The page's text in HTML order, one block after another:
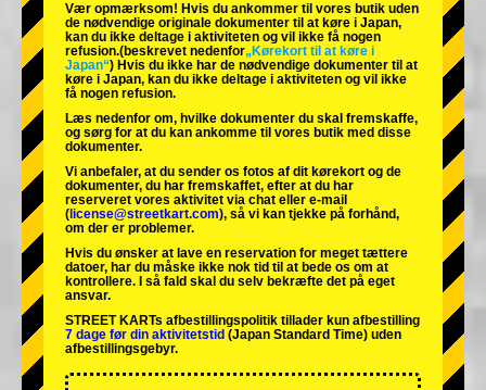
Okinawa
Vær opmærksom! Hvis du ankommer til vores butik uden
de nødvendige originale dokumenter til at køre i Japan,
kan du ikke deltage i aktiviteten og vil ikke få nogen
refusion.(beskrevet nedenfor„Kørekort til at køre i
Japan“) Hvis du ikke har de nødvendige dokumenter til at
køre i Japan, kan du ikke deltage i aktiviteten og vil ikke
få nogen refusion.
Læs nedenfor om, hvilke dokumenter du skal fremskaffe,
og sørg for at du kan ankomme til vores butik med disse
dokumenter.
Vi anbefaler, at du sender os fotos af dit kørekort og de
dokumenter, du har fremskaffet, efter at du har
reserveret vores aktivitet via chat eller e-mail
( license@streetkart.com), så vi kan tjekke på forhånd,
om der er problemer.
Hvis du ønsker at lave en reservation for meget tættere
datoer, har du måske ikke nok tid til at bede os om at
kontrollere. I så fald skal du selv bekræfte det på eget
ansvar.
STREET KARTs afbestillingspolitik tillader kun afbestilling
7 dage før din aktivitetstid (Japan Standard Time) uden
afbestillingsgebyr.